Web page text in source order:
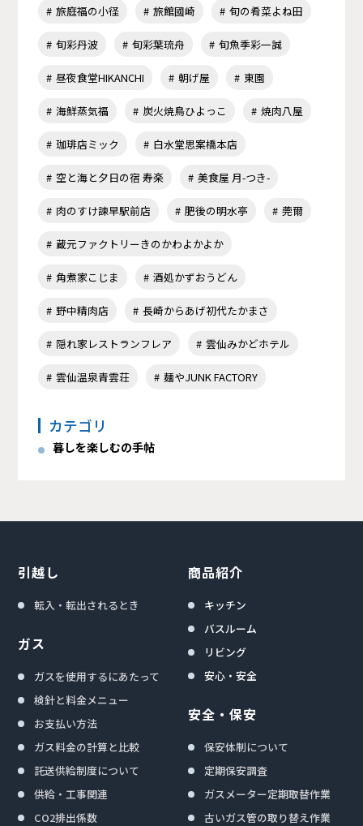
旅庭福の小径 旅館國崎 旬の肴菜よね田
旬彩丹波 旬彩葉琉舟 旬魚季彩一誠
昼夜食堂HIKANCHI 朝げ屋 東園
海鮮蒸気福 炭火焼鳥ひよっこ 焼肉八屋
珈琲店ミック 白水堂思案橋本店
空と海と夕日の宿 寿楽 美食屋 月-つき-
肉のすけ諫早駅前店 肥後の明水亭 莞爾
蔵元ファクトリーきのかわよかよか
角煮家こじま 酒処かずおうどん
野中精肉店 長崎からあげ初代たかまさ
隠れ家レストランフレア 雲仙みかどホテル
雲仙温泉青雲荘 麺やJUNK FACTORY
カテゴリ
暮しを楽しむの手帖
引越し
転入・転出されるとき
ガス
ガスを使用するにあたって
検針と料金メニュー
お支払い方法
ガス料金の計算と比較
託送供給制度について
供給・工事関連
CO2排出係数
商品紹介
キッチン
バスルーム
リビング
安心・安全
安全・保安
保安体制について
定期保安調査
ガスメーター定期取替作業
古いガス管の取り替え作業